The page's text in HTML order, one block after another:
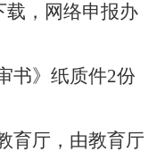
载，网络申报办
》纸质件2份
厅，由教育厅